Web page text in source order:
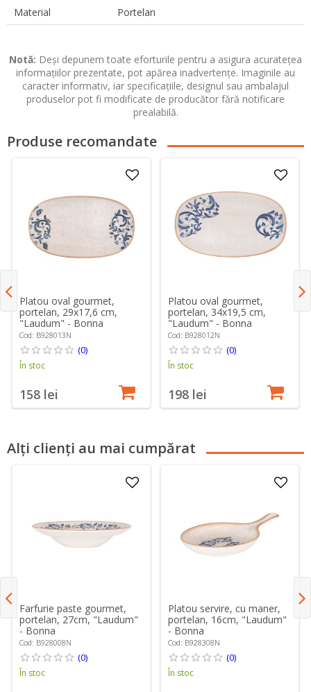
Material Portelan
Notă: Deși depunem toate eforturile pentru a asigura acuratețea
informațiilor prezentate, pot apărea inadvertențe. Imaginile au
caracter informativ, iar specificațiile, designul sau ambalajul
produselor pot fi modificate de producător fără notificare
prealabilă.
Produse recomandate
Platou oval gourmet,
portelan, 29x17,6 cm,
"Laudum" - Bonna
Cod: B928013N
(0)
În stoc
158 lei
Platou oval gourmet,
portelan, 34x19,5 cm,
"Laudum" - Bonna
Cod: B928012N
(0)
În stoc
198 lei
Alți clienți au mai cumpărat
Farfurie paste gourmet,
portelan, 27cm, "Laudum"
- Bonna
Cod: B928008N
(0)
În stoc
Platou servire, cu maner,
portelan, 16cm, "Laudum"
- Bonna
Cod: B928308N
(0)
În stoc